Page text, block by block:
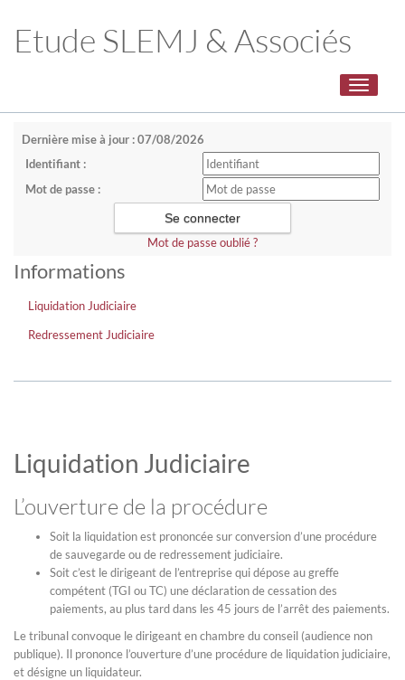
Etude SLEMJ & Associés
Toggle
Dernière mise à jour : 07/08/2026
Identifiant :
Mot de passe :
Mot de passe oublié ?
Informations
Liquidation Judiciaire
Redressement Judiciaire
Liquidation Judiciaire
L’ouverture de la procédure
Soit la liquidation est prononcée sur conversion d’une procédure
de sauvegarde ou de redressement judiciaire.
Soit c’est le dirigeant de l’entreprise qui dépose au greffe
compétent (TGI ou TC) une déclaration de cessation des
paiements, au plus tard dans les 45 jours de l’arrêt des paiements.
Le tribunal convoque le dirigeant en chambre du conseil (audience non
publique). Il prononce l’ouverture d’une procédure de liquidation judiciaire,
et désigne un liquidateur.